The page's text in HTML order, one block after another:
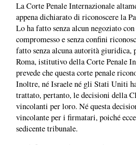
La Corte Penale Internazionale
appena dichiarato di riconoscere la
Lo ha fatto senza alcun negoziato
compromesso e senza confini
fatto senza alcuna autorità giuridica,
Roma, istitutivo della Corte Penale
prevede che questa corte penale
Inoltre, né Israele né gli Stati Uniti
trattato, pertanto, le decisioni della
vincolanti per loro. Né questa
vincolante per i firmatari, poiché
sedicente tribunale.